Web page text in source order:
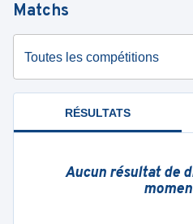
Matchs
Toutes les compétitions
RÉSULTATS
Aucun résultat de